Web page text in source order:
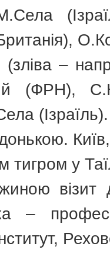
–
(ФРН),
тигром у
візит
–